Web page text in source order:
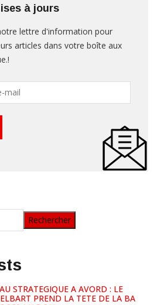
à jours
lettre d'information pour
articles dans votre boîte aux
Rechercher
STRATEGIQUE A AVORD : LE
PREND LA TETE DE LA BA